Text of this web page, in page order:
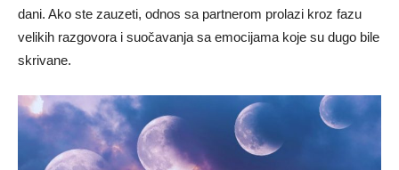
dani. Ako ste zauzeti, odnos sa partnerom prolazi kroz fazu
velikih razgovora i suočavanja sa emocijama koje su dugo bile
skrivane.